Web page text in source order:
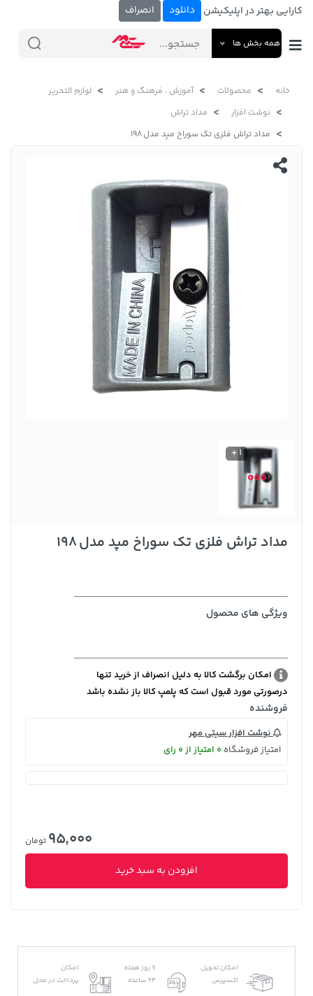
کارایی بهتر در اپلیکیشن دانلود انصراف
همه بخش ها
خانه محصولات آموزش ، فرهنگ و هنر
لوازم التحریر
نوشت افزار
مداد تراش
مداد تراش فلزی تک سوراخ مپد مدل 198
1 +
مداد تراش فلزی تک سوراخ مپد مدل 198
ویژگی های محصول
امکان برگشت کالا به دلیل انصراف از خرید تنها
درصورتی مورد قبول است که پلمپ کالا باز نشده باشد
فروشنده
نوشت افزار سیتی مهر
امتیاز فروشگاه 0 امتیاز از 0 رای
95,000 تومان
افزودن به سبد خرید
امکان تحویل
اکسپرس
7 روز هفته
24 ساعته
امکان
پرداخت در محل